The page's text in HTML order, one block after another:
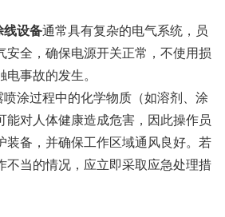
线设备通常具有复杂的电气系统，员
安全，确保电源开关正常，不使用损
事故的发生。
喷涂过程中的化学物质（如溶剂、涂
能对人体健康造成危害，因此操作员
装备，并确保工作区域通风良好。若
不当的情况，应立即采取应急处理措